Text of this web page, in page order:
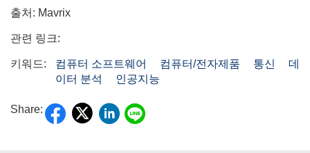
출처: Mavrix
관련 링크:
키워드: 컴퓨터 소프트웨어 컴퓨터/전자제품 통신
데
이터 분석
인공지능
Share: